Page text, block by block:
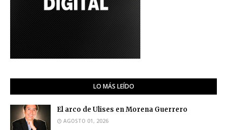
LO MÁS LEÍDO
El arco de Ulises en Morena Guerrero
AGOSTO 01, 2026